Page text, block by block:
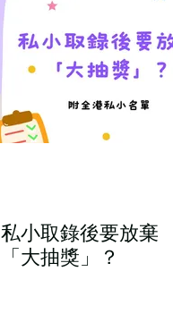
私小取錄後要放棄
「大抽獎」？